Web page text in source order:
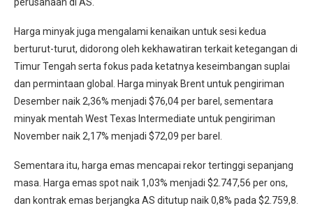
perusahaan di AS.
Harga minyak juga mengalami kenaikan untuk sesi kedua
berturut-turut, didorong oleh kekhawatiran terkait ketegangan di
Timur Tengah serta fokus pada ketatnya keseimbangan suplai
dan permintaan global. Harga minyak Brent untuk pengiriman
Desember naik 2,36% menjadi $76,04 per barel, sementara
minyak mentah West Texas Intermediate untuk pengiriman
November naik 2,17% menjadi $72,09 per barel.
Sementara itu, harga emas mencapai rekor tertinggi sepanjang
masa. Harga emas spot naik 1,03% menjadi $2.747,56 per ons,
dan kontrak emas berjangka AS ditutup naik 0,8% pada $2.759,8.